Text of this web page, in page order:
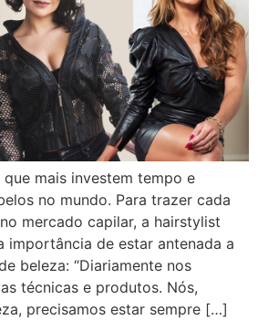
mais investem tempo e
no mundo. Para trazer cada
mercado capilar, a hairstylist
importância de estar antenada a
beleza: “Diariamente nos
técnicas e produtos. Nós,
precisamos estar sempre […]